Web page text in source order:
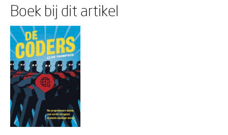
Boek bij dit artikel